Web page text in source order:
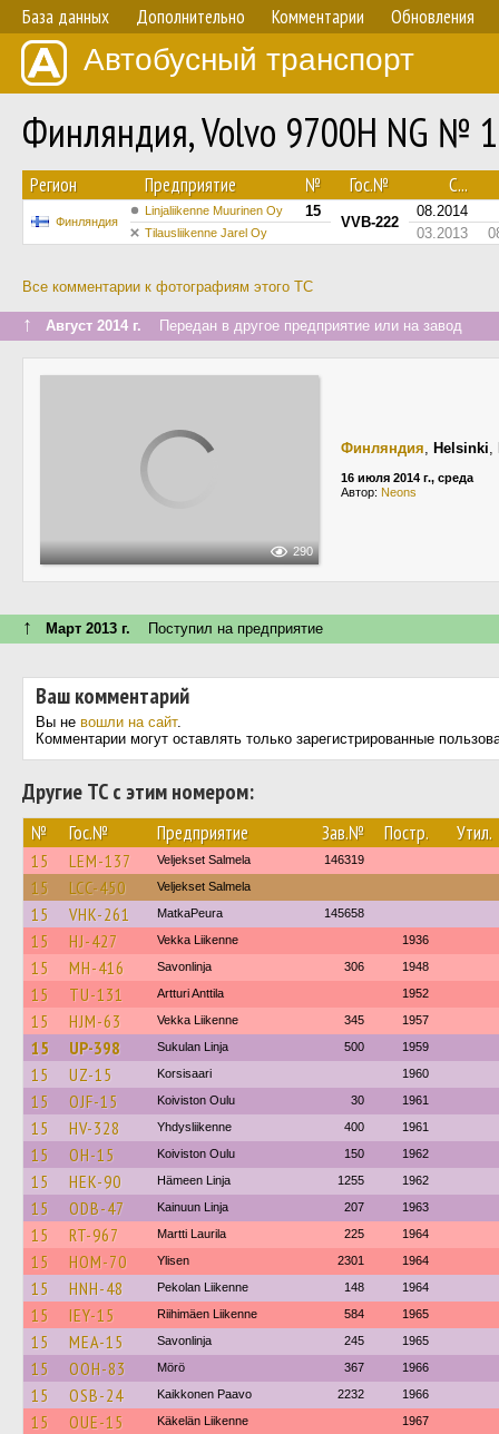
База данных Дополнительно Комментарии Обновления
Автобусный транспорт
Финляндия, Volvo 9700H NG №
Регион Предприятие № Гос.№ С...
Финляндия
Linjaliikenne Muurinen Oy 15
VVB-222
08.2014
Tilausliikenne Jarel Oy 03.2013
Все комментарии к фотографиям этого ТС
↑ Август 2014 г. Передан в другое предприятие или на завод
290
Финляндия, Helsinki,
16 июля 2014 г., среда
Автор: Neons
↑ Март 2013 г. Поступил на предприятие
Ваш комментарий
Вы не вошли на сайт.
Комментарии могут оставлять только зарегистрированные
Другие ТС с этим номером:
№ Гос.№ Предприятие Зав.№ Постр. Утил.
15 LEM-137 Veljekset Salmela 146319
15 LCC-450 Veljekset Salmela
15 VHK-261 MatkaPeura 145658
15 HJ-427 Vekka Liikenne 1936
15 MH-416 Savonlinja 306 1948
15 TU-131 Artturi Anttila 1952
15 HJM-63 Vekka Liikenne 345 1957
15 UP-398 Sukulan Linja 500 1959
15 UZ-15 Korsisaari 1960
15 OJF-15 Koiviston Oulu 30 1961
15 HV-328 Yhdysliikenne 400 1961
15 OH-15 Koiviston Oulu 150 1962
15 HEK-90 Hämeen Linja 1255 1962
15 ODB-47 Kainuun Linja 207 1963
15 RT-967 Martti Laurila 225 1964
15 HOM-70 Ylisen 2301 1964
15 HNH-48 Pekolan Liikenne 148 1964
15 IEY-15 Riihimäen Liikenne 584 1965
15 MEA-15 Savonlinja 245 1965
15 OOH-83 Mörö 367 1966
15 OSB-24 Kaikkonen Paavo 2232 1966
15 OUE-15 Käkelän Liikenne 1967